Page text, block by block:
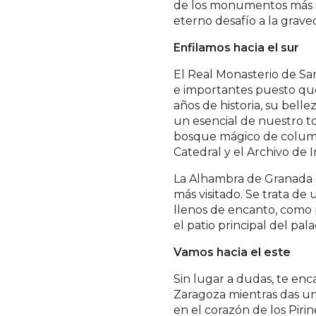
de los monumentos más
eterno desafío a la
Enfilamos hacia el sur
El Real Monasterio de
e importantes puesto
años de historia, su
un esencial de nuestro
bosque mágico de
Catedral y el Archivo de
La Alhambra de
más visitado. Se trata
llenos de encanto,
el patio principal del
Vamos hacia el este
Sin lugar a dudas, te
Zaragoza mientras das
en el corazón de los